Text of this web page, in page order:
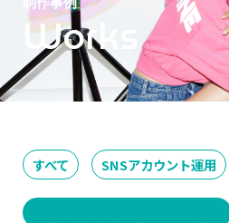
Works
すべて SNSアカウント運用